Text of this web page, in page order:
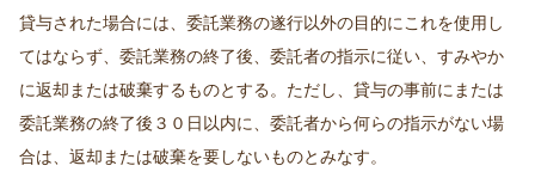
貸与された場合には、委託業務の遂行以外の目的にこれを使用し
てはならず、委託業務の終了後、委託者の指示に従い、すみやか
に返却または破棄するものとする。ただし、貸与の事前にまたは
委託業務の終了後３０日以内に、委託者から何らの指示がない場
合は、返却または破棄を要しないものとみなす。